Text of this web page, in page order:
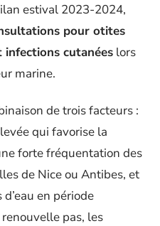
estival 2023-2024,
pour otites
cutanées lors
marine.
de trois facteurs :
qui favorise la
forte fréquentation des
de Nice ou Antibes, et
en période
renouvelle pas, les